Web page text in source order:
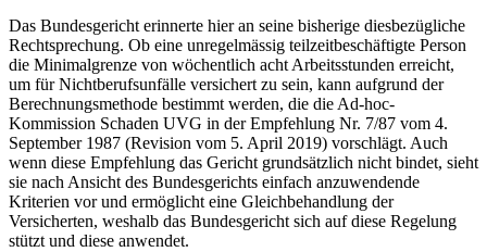
Das Bundesgericht erinnerte hier an seine bisherige diesbezügliche
Rechtsprechung. Ob eine unregelmässig teilzeitbeschäftigte Person
die Minimalgrenze von wöchentlich acht Arbeitsstunden erreicht,
um für Nichtberufsunfälle versichert zu sein, kann aufgrund der
Berechnungsmethode bestimmt werden, die die Ad-hoc-
Kommission Schaden UVG in der Empfehlung Nr. 7/87 vom 4.
September 1987 (Revision vom 5. April 2019) vorschlägt. Auch
wenn diese Empfehlung das Gericht grundsätzlich nicht bindet, sieht
sie nach Ansicht des Bundesgerichts einfach anzuwendende
Kriterien vor und ermöglicht eine Gleichbehandlung der
Versicherten, weshalb das Bundesgericht sich auf diese Regelung
stützt und diese anwendet.